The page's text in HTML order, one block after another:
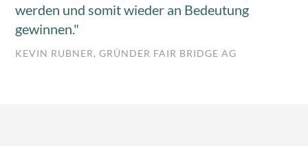
werden und somit wieder an Bedeutung
gewinnen."
KEVIN RUBNER, GRÜNDER FAIR BRIDGE AG